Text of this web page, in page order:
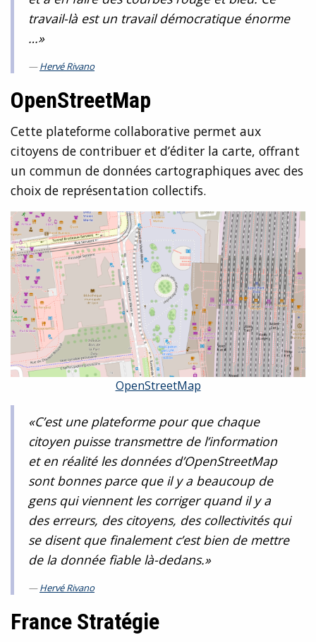
travail-là est un travail démocratique énorme
…»
Hervé Rivano
OpenStreetMap
Cette plateforme collaborative permet aux
citoyens de contribuer et d’éditer la carte, offrant
un commun de données cartographiques avec des
choix de représentation collectifs.
OpenStreetMap
«C’est une plateforme pour que chaque
citoyen puisse transmettre de l’information
et en réalité les données d’OpenStreetMap
sont bonnes parce que il y a beaucoup de
gens qui viennent les corriger quand il y a
des erreurs, des citoyens, des collectivités qui
se disent que finalement c’est bien de mettre
de la donnée fiable là-dedans.»
Hervé Rivano
France Stratégie